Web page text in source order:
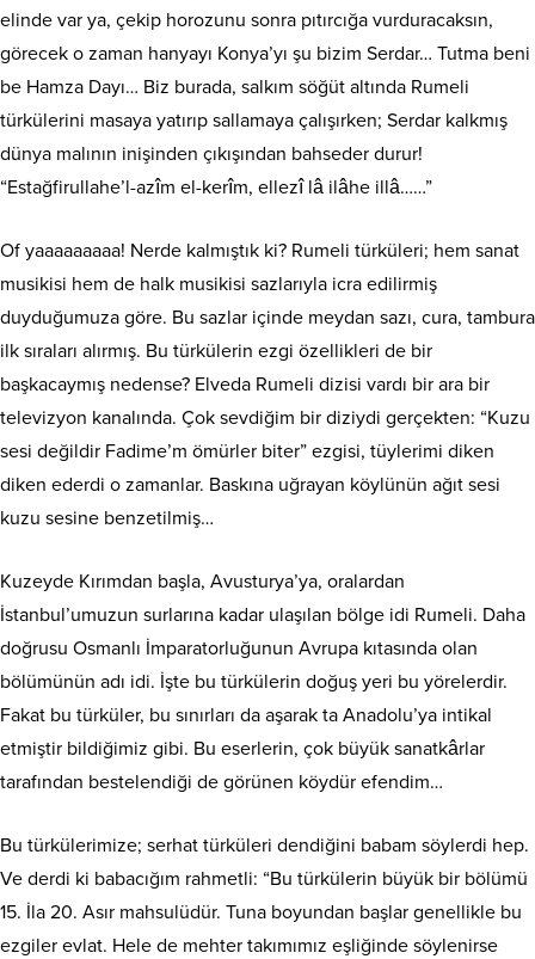
elinde var ya, çekip horozunu sonra pıtırcığa vurduracaksın,
görecek o zaman hanyayı Konya’yı şu bizim Serdar… Tutma beni
be Hamza Dayı… Biz burada, salkım söğüt altında Rumeli
türkülerini masaya yatırıp sallamaya çalışırken; Serdar kalkmış
dünya malının inişinden çıkışından bahseder durur!
“Estağfirullahe’l-azîm el-kerîm, ellezî lâ ilâhe illâ……”
Of yaaaaaaaaa! Nerde kalmıştık ki? Rumeli türküleri; hem sanat
musikisi hem de halk musikisi sazlarıyla icra edilirmiş
duyduğumuza göre. Bu sazlar içinde meydan sazı, cura, tambura
ilk sıraları alırmış. Bu türkülerin ezgi özellikleri de bir
başkacaymış nedense? Elveda Rumeli dizisi vardı bir ara bir
televizyon kanalında. Çok sevdiğim bir diziydi gerçekten: “Kuzu
sesi değildir Fadime’m ömürler biter” ezgisi, tüylerimi diken
diken ederdi o zamanlar. Baskına uğrayan köylünün ağıt sesi
kuzu sesine benzetilmiş…
Kuzeyde Kırımdan başla, Avusturya’ya, oralardan
İstanbul’umuzun surlarına kadar ulaşılan bölge idi Rumeli. Daha
doğrusu Osmanlı İmparatorluğunun Avrupa kıtasında olan
bölümünün adı idi. İşte bu türkülerin doğuş yeri bu yörelerdir.
Fakat bu türküler, bu sınırları da aşarak ta Anadolu’ya intikal
etmiştir bildiğimiz gibi. Bu eserlerin, çok büyük sanatkârlar
tarafından bestelendiği de görünen köydür efendim…
Bu türkülerimize; serhat türküleri dendiğini babam söylerdi hep.
Ve derdi ki babacığım rahmetli: “Bu türkülerin büyük bir bölümü
15. İla 20. Asır mahsulüdür. Tuna boyundan başlar genellikle bu
ezgiler evlat. Hele de mehter takımımız eşliğinde söylenirse